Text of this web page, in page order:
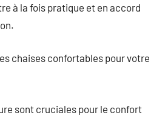
à la fois pratique et en accord
chaises confortables pour votre
sont cruciales pour le confort